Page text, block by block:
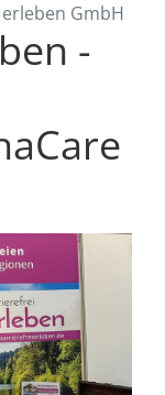
GmbH
-